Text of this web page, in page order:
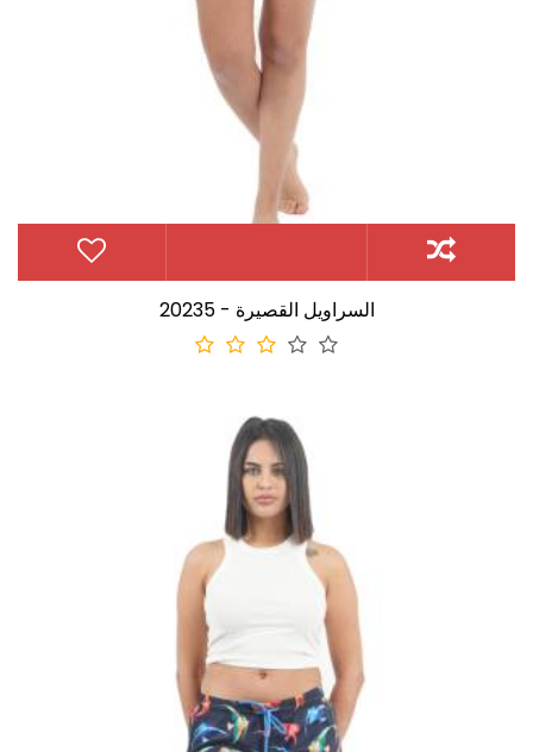
20235 - السراويل القصيرة